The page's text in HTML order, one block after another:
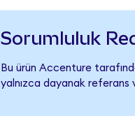
Sorumluluk
Bu ürün Accenture
yalnızca dayanak referans